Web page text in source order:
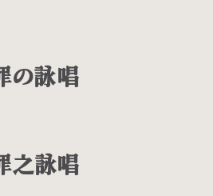
の詠唱
之詠唱